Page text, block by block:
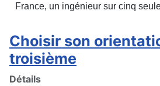
France, un ingénieur sur cinq
Choisir son
troisième
Détails